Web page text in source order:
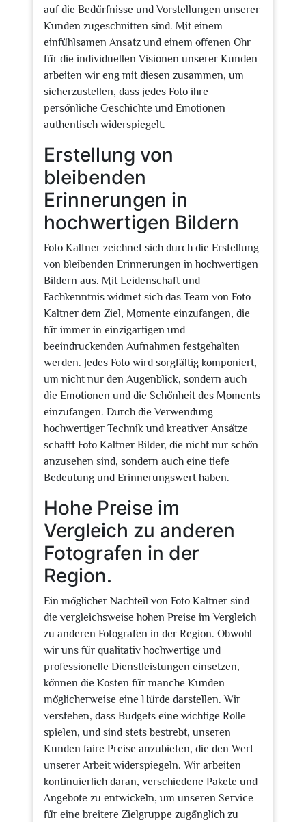
auf die Bedürfnisse und Vorstellungen unserer
Kunden zugeschnitten sind. Mit einem
einfühlsamen Ansatz und einem offenen Ohr
für die individuellen Visionen unserer Kunden
arbeiten wir eng mit diesen zusammen, um
sicherzustellen, dass jedes Foto ihre
persönliche Geschichte und Emotionen
authentisch widerspiegelt.
Erstellung von
bleibenden
Erinnerungen in
hochwertigen Bildern
Foto Kaltner zeichnet sich durch die Erstellung
von bleibenden Erinnerungen in hochwertigen
Bildern aus. Mit Leidenschaft und
Fachkenntnis widmet sich das Team von Foto
Kaltner dem Ziel, Momente einzufangen, die
für immer in einzigartigen und
beeindruckenden Aufnahmen festgehalten
werden. Jedes Foto wird sorgfältig komponiert,
um nicht nur den Augenblick, sondern auch
die Emotionen und die Schönheit des Moments
einzufangen. Durch die Verwendung
hochwertiger Technik und kreativer Ansätze
schafft Foto Kaltner Bilder, die nicht nur schön
anzusehen sind, sondern auch eine tiefe
Bedeutung und Erinnerungswert haben.
Hohe Preise im
Vergleich zu anderen
Fotografen in der
Region.
Ein möglicher Nachteil von Foto Kaltner sind
die vergleichsweise hohen Preise im Vergleich
zu anderen Fotografen in der Region. Obwohl
wir uns für qualitativ hochwertige und
professionelle Dienstleistungen einsetzen,
können die Kosten für manche Kunden
möglicherweise eine Hürde darstellen. Wir
verstehen, dass Budgets eine wichtige Rolle
spielen, und sind stets bestrebt, unseren
Kunden faire Preise anzubieten, die den Wert
unserer Arbeit widerspiegeln. Wir arbeiten
kontinuierlich daran, verschiedene Pakete und
Angebote zu entwickeln, um unseren Service
für eine breitere Zielgruppe zugänglich zu